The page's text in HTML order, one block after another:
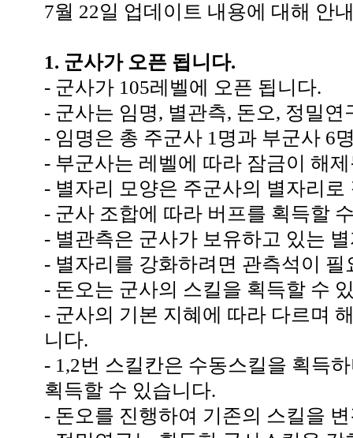
7월 22일 업데이트 내용에 대해 안
1. 군사가 오픈 됩니다.
- 군사가 105레벨에 오픈 됩니다.
- 군사는 임명, 별관측, 돈오, 정밀연
- 임명은 총 주군사 1 명과 부군사 6
- 부군사는 레벨에 따라 잠금이 해
- 별자리 모양은 주군사의 별자리로
- 군사 조합에 따라 버프를 획득할
- 별관측은 군사가 보유하고 있는
- 별자리를 강화하려면 관측석이 필
- 돈오는 군사의 스킬을 획득할 수
- 군사의 기본 지혜에 따라 다르며
니다.
- 1,2번 스킬칸은 수동스킬을 획득
획득할 수 있습니다.
- 돈오를 진행하여 기존의 스킬을